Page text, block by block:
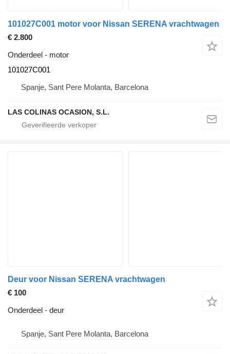
101027C001 motor voor Nissan SERENA vrachtwagen
€ 2.800
Onderdeel - motor
101027C001
Spanje, Sant Pere Molanta, Barcelona
LAS COLINAS OCASION, S.L.
Deur voor Nissan SERENA vrachtwagen
€ 100
Onderdeel - deur
Spanje, Sant Pere Molanta, Barcelona